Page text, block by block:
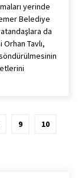
yerinde
Belediye
da
Tavlı,
9
10